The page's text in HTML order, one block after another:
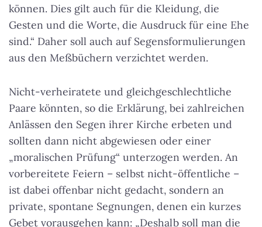
können. Dies gilt auch für die Kleidung, die
Gesten und die Worte, die Ausdruck für eine Ehe
sind.“ Daher soll auch auf Segensformulierungen
aus den Meßbüchern verzichtet werden.
Nicht-verheiratete und gleichgeschlechtliche
Paare könnten, so die Erklärung, bei zahlreichen
Anlässen den Segen ihrer Kirche erbeten und
sollten dann nicht abgewiesen oder einer
„moralischen Prüfung“ unterzogen werden. An
vorbereitete Feiern – selbst nicht-öffentliche –
ist dabei offenbar nicht gedacht, sondern an
private, spontane Segnungen, denen ein kurzes
Gebet vorausgehen kann: „Deshalb soll man die